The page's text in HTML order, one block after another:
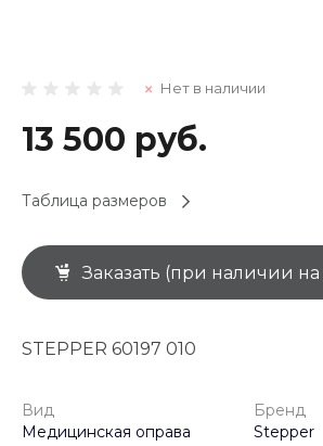
Нет в наличии
13 500 руб.
Таблица размеров
Заказать (при наличии на
STEPPER 60197 010
Вид
Медицинская оправа
Бренд
Stepper